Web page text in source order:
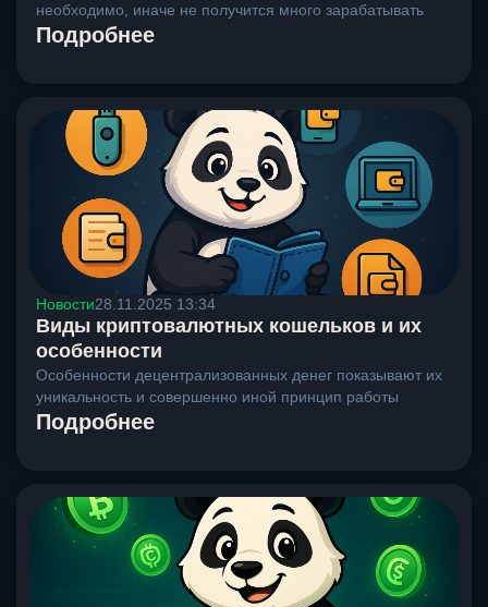
необходимо, иначе не получится много зарабатывать
Подробнее
Новости28.11.2025 13:34
Виды криптовалютных кошельков и их
особенности
Особенности децентрализованных денег показывают их
уникальность и совершенно иной принцип работы
Подробнее